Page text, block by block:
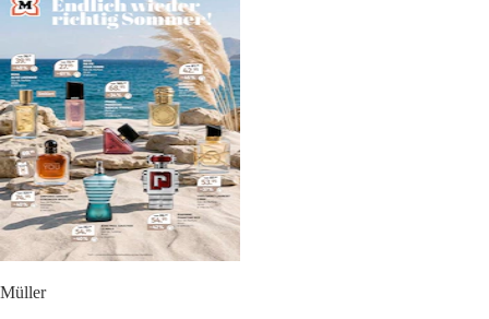
Müller